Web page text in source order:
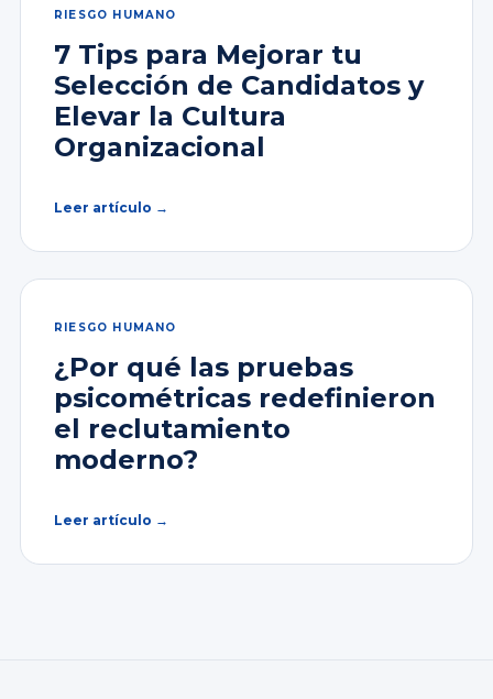
RIESGO HUMANO
7 Tips para Mejorar tu
Selección de Candidatos y
Elevar la Cultura
Organizacional
Leer artículo →
RIESGO HUMANO
¿Por qué las pruebas
psicométricas redefinieron
el reclutamiento
moderno?
Leer artículo →